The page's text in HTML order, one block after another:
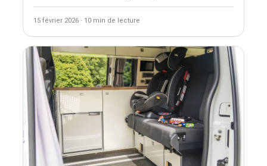
15 février 2026 · 10 min de lecture